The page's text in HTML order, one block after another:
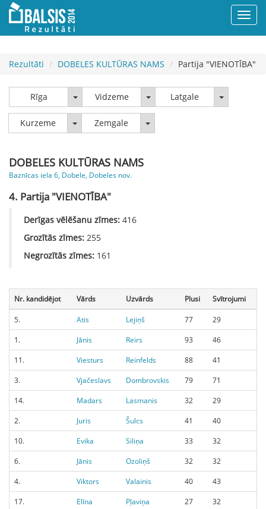
Rezultāti DOBELES KULTŪRAS NAMS Partija "VIENOTĪBA"
Rīga Rīga Vidzeme VidzemeLatgale Latgale
Kurzeme KurzemeZemgale Zemgale
DOBELES KULTŪRAS NAMS
Baznīcas iela 6, Dobele, Dobeles nov.
4. Partija "VIENOTĪBA"
Derīgas vēlēšanu zīmes: 416
Grozītās zīmes: 255
Negrozītās zīmes: 161
Nr. kandidējot Vārds Uzvārds Plusi Svītrojumi
5. Atis Lejiņš 77
29
1.
Jānis Reirs 93
46
11.
Viesturs Reinfelds 88
41
3.
Vjačeslavs Dombrovskis 79
71
14.
Madars Lasmanis 32
29
2.
Juris Šulcs 41
40
10.
Evika Siliņa 33
32
6.
Jānis Ozoliņš 32
32
4.
Viktors Valainis 40
43
17.
Elīna Pļaviņa 27
32